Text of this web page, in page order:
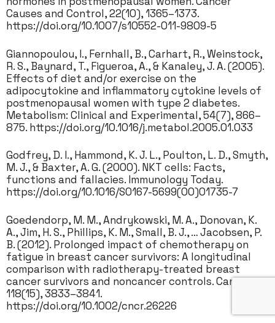
Causes and Control, 22(10), 1365–1373.
https://doi.org/10.1007/s10552-011-9809-5
Giannopoulou, I., Fernhall, B., Carhart, R., Weinstock,
R. S., Baynard, T., Figueroa, A., & Kanaley, J. A. (2005).
Effects of diet and/or exercise on the
adipocytokine and inflammatory cytokine levels of
postmenopausal women with type 2 diabetes.
Metabolism: Clinical and Experimental, 54(7), 866–
875. https://doi.org/10.1016/j.metabol.2005.01.033
Godfrey, D. I., Hammond, K. J. L., Poulton, L. D., Smyth,
M. J., & Baxter, A. G. (2000). NKT cells: Facts,
functions and fallacies. Immunology Today.
https://doi.org/10.1016/S0167-5699(00)01735-7
Goedendorp, M. M., Andrykowski, M. A., Donovan, K.
A., Jim, H. S., Phillips, K. M., Small, B. J., … Jacobsen, P.
B. (2012). Prolonged impact of chemotherapy on
fatigue in breast cancer survivors: A longitudinal
comparison with radiotherapy-treated breast
cancer survivors and noncancer controls. Cancer,
118(15), 3833–3841.
https://doi.org/10.1002/cncr.26226